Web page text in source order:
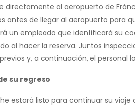
directamente al aeropuerto de
antes de llegar al aeropuerto para
un empleado que identificará su
al hacer la reserva. Juntos
y, a continuación, el personal
su regreso
estará listo para continuar su